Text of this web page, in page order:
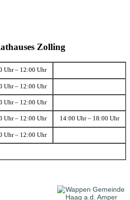
Zolling
Uhr – 12:00 Uhr
Uhr – 12:00 Uhr
Uhr – 12:00 Uhr
Uhr – 12:00 Uhr 14:00 Uhr – 18:00 Uhr
Uhr – 12:00 Uhr